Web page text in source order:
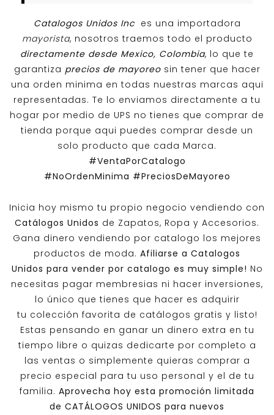
Catalogos Unidos Inc es una importadora
mayorista, nosotros traemos todo el producto
directamente desde Mexico, Colombia, lo que te
garantiza precios de mayoreosin tener que hacer
una orden minima en todas nuestras marcas aqui
representadas. Te lo enviamos directamente a tu
hogar por medio de UPS no tienes que comprar de
tienda porque aqui puedes comprar desde un
solo producto que cada Marca.
#VentaPorCatalogo
#NoOrdenMinima #PreciosDeMayoreo
Inicia hoy mismo tu propio negocio vendiendo con
Catálogos Unidos de Zapatos, Ropa y Accesorios.
Gana dinero vendiendo por catalogo los mejores
productos de moda. Afiliarse a Catalogos
Unidos para vender por catalogo es muy simple! No
necesitas pagar membresias ni hacer inversiones,
lo único que tienes que hacer es adquirir
tu colección favorita de catálogos gratis y listo!
Estas pensando en ganar un dinero extra en tu
tiempo libre o quizas dedicarte por completo a
las ventas o simplemente quieras comprar a
precio especial para tu uso personal y el de tu
familia. Aprovecha hoy esta promoción limitada
de CATÁLOGOS UNIDOS para nuevos